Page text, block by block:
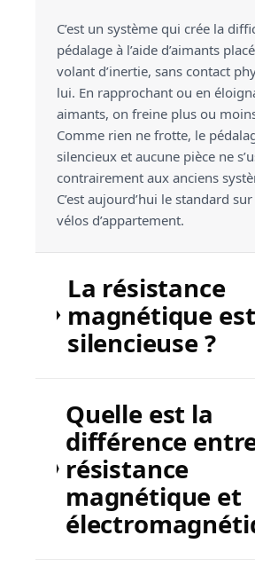
C’est un système qui crée la
pédalage à l’aide d’aimants
volant d’inertie, sans contact
lui. En rapprochant ou en
aimants, on freine plus ou
Comme rien ne frotte, le
silencieux et aucune pièce ne
contrairement aux anciens
C’est aujourd’hui le standard
vélos d’appartement.
La résistance
magnétique
silencieuse ?
Quelle est la
différence
résistance
magnétique et